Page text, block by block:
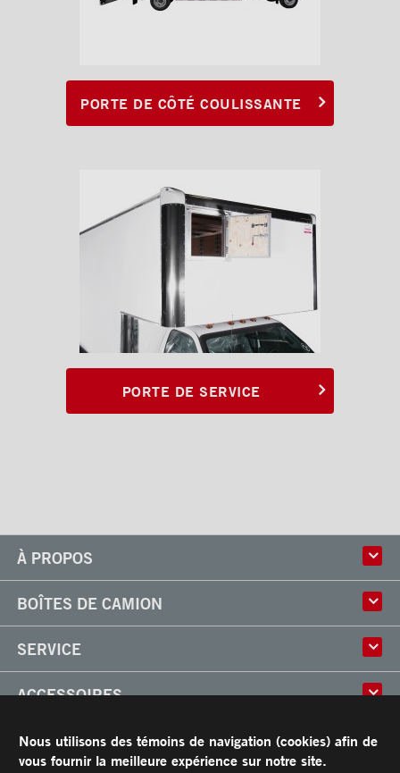
PORTE DE CÔTÉ COULISSANTE
PORTE DE SERVICE
À PROPOS
Culture
Usine
Partenaire
Carrières
BOÎTES DE CAMION
Classik
X-Treme
Boîtes réfrigérées
Arctik
SERVICE
Réparation et installation
Pièces
ACCESSOIRES
Toits
Planchers
RESSOURCES
Garantie limitée de Transit
Nous utilisons des témoins de navigation (cookies) afin de
vous fournir la meilleure expérience sur notre site.